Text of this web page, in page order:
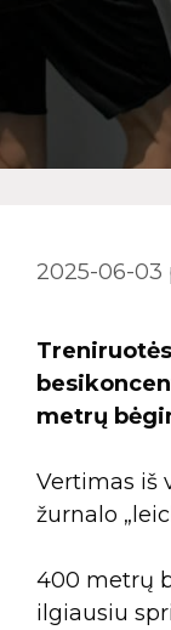
2025-06-03
metrų
Vertimas iš
žurnalo
400 metrų
ilgiausiu